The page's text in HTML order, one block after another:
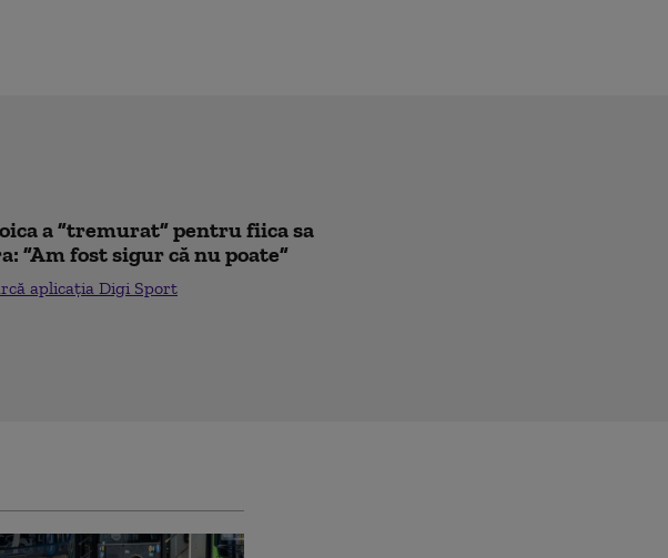
a ”tremurat” pentru fiica sa
”Am fost sigur că nu poate”
aplicația Digi Sport